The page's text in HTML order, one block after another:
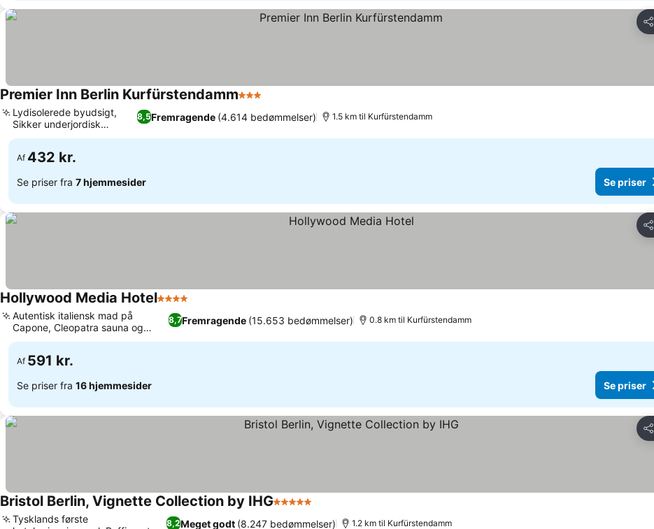
Del
Premier Inn Berlin Kurfürstendamm3 Stjerner
8,5Fremragende (4.614 bedømmelser)
Lydisolerede byudsigt,
Sikker underjordisk
parkering
1.5 km til Kurfürstendamm
Af 432 kr.
Se priser fra 7 hjemmesider Se priser
Del
Hollywood Media Hotel4 Stjerner
8,7Fremragende (15.653 bedømmelser)
Autentisk italiensk mad på
Capone, Cleopatra sauna og
wellness-område
0.8 km til Kurfürstendamm
Af 591 kr.
Se priser fra 16 hjemmesider Se priser
Del
Bristol Berlin, Vignette Collection by IHG5 Stjerner
8,2Meget godt (8.247 bedømmelser)
Tysklands første
1.2 km til Kurfürstendamm